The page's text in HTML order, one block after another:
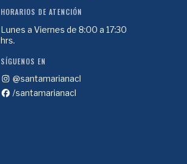
HORARIOS DE ATENCIÓN
Lunes a Viernes de 8:00 a 17:30
hrs.
SÍGUENOS EN
@santamarianacl
/santamarianacl